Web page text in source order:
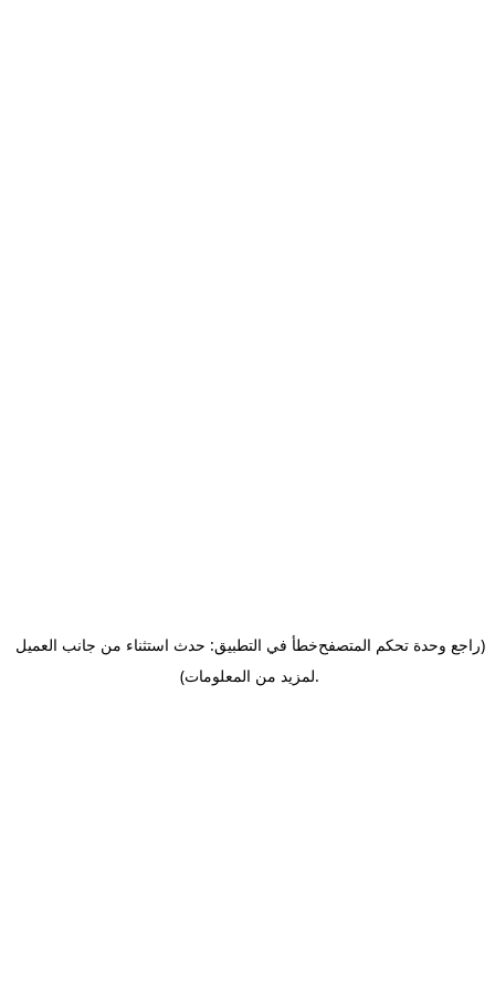
خطأ في التطبيق: حدث استثناء من جانب العميل(راجع وحدة تحكم المتصفح
لمزيد من المعلومات).